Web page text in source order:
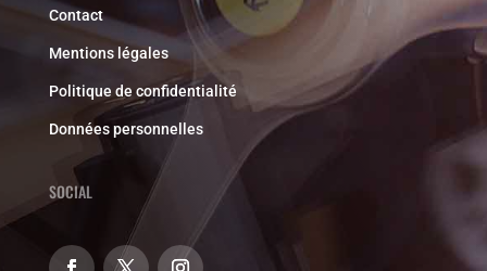
Contact
Mentions légales
Politique de confidentialité
Données personnelles
SOCIAL